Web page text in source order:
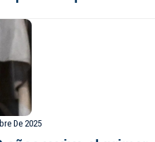
De 2025